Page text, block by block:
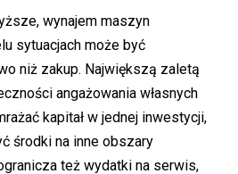
wynajem maszyn
sytuacjach może być
niż zakup. Największą zaletą
angażowania własnych
kapitał w jednej inwestycji,
środki na inne obszary
też wydatki na serwis,